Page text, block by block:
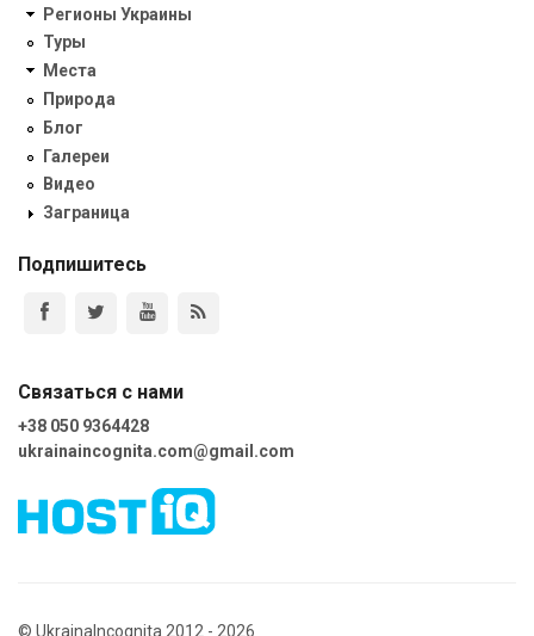
Регионы Украины
Туры
Места
Природа
Блог
Галереи
Видео
Заграница
Подпишитесь
Связаться с нами
+38 050 9364428
ukrainaincognita.com@gmail.com
© UkrainaIncognita 2012 - 2026